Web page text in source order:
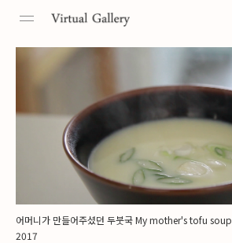
Toggle
어머니가 만들어주셨던 두붓국 My mother's tofu soup
2017